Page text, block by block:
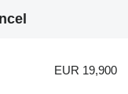
EUR 19,900